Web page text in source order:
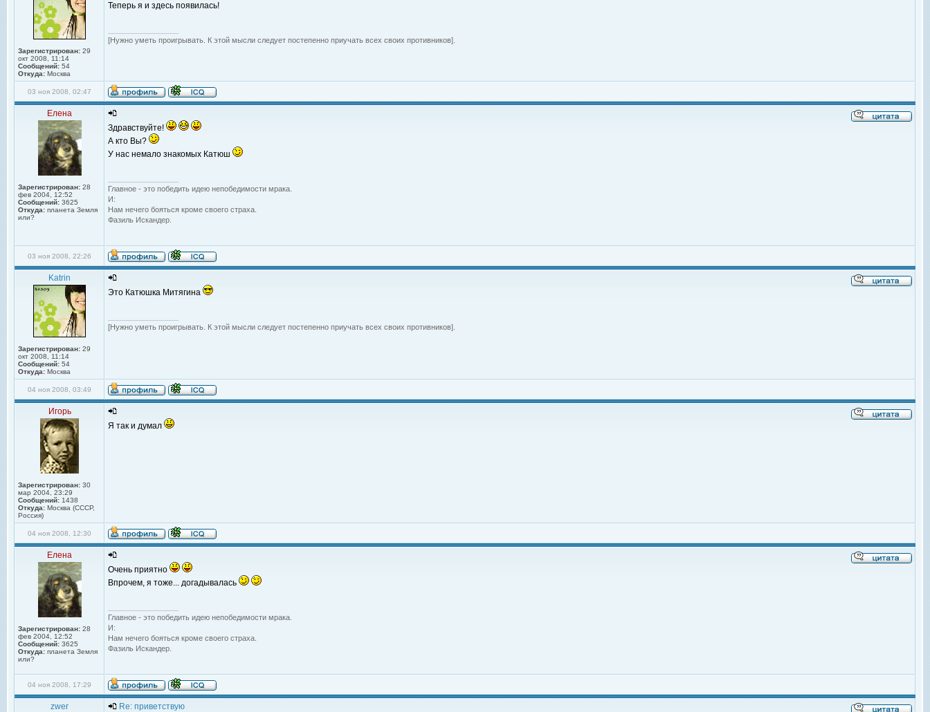
Зарегистрирован: 29
окт 2008, 11:14
Сообщений: 54
Откуда: Москва
Теперь я и здесь появилась!
[Нужно уметь проигрывать. К этой мысли следует постепенно приучать всех своих противников].
03 ноя 2008, 02:47
Елена
Зарегистрирован: 28
фев 2004, 12:52
Сообщений: 3625
Откуда: планета Земля
или?
Здравствуйте!
А кто Вы?
У нас немало знакомых Катюш
Главное - это победить идею непобедимости мрака.
И:
Нам нечего бояться кроме своего страха.
Фазиль Искандер.
03 ноя 2008, 22:26
Katrin
Зарегистрирован: 29
окт 2008, 11:14
Сообщений: 54
Откуда: Москва
Это Катюшка Митягина
[Нужно уметь проигрывать. К этой мысли следует постепенно приучать всех своих противников].
04 ноя 2008, 03:49
Игорь
Зарегистрирован: 30
мар 2004, 23:29
Сообщений: 1438
Откуда: Москва (СССР,
Россия)
Я так и думал
04 ноя 2008, 12:30
Елена
Зарегистрирован: 28
фев 2004, 12:52
Сообщений: 3625
Откуда: планета Земля
или?
Очень приятно
Впрочем, я тоже... догадывалась
Главное - это победить идею непобедимости мрака.
И:
Нам нечего бояться кроме своего страха.
Фазиль Искандер.
04 ноя 2008, 17:29
zwer
Re: приветствую